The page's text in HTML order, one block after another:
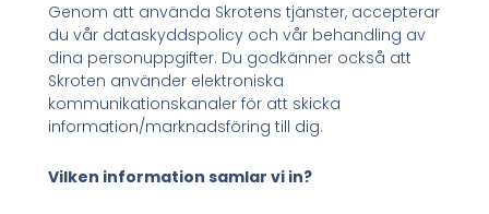
Genom att använda Skrotens tjänster, accepterar
du vår dataskyddspolicy och vår behandling av
dina personuppgifter. Du godkänner också att
Skroten använder elektroniska
kommunikationskanaler för att skicka
information/marknadsföring till dig.
Vilken information samlar vi in?